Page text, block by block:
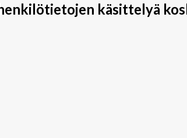
käsittelyä